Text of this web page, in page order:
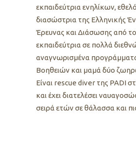
εκπαιδεύτρια ενηλίκων,
διασώστρια της Ελληνικής
Έρευνας και Διάσωσης από
εκπαιδεύτρια σε πολλά
αναγνωρισμένα
Βοηθειών και μαμά δύο
Είναι rescue diver της PADI
και έχει διατελέσει
σειρά ετών σε θάλασσα και